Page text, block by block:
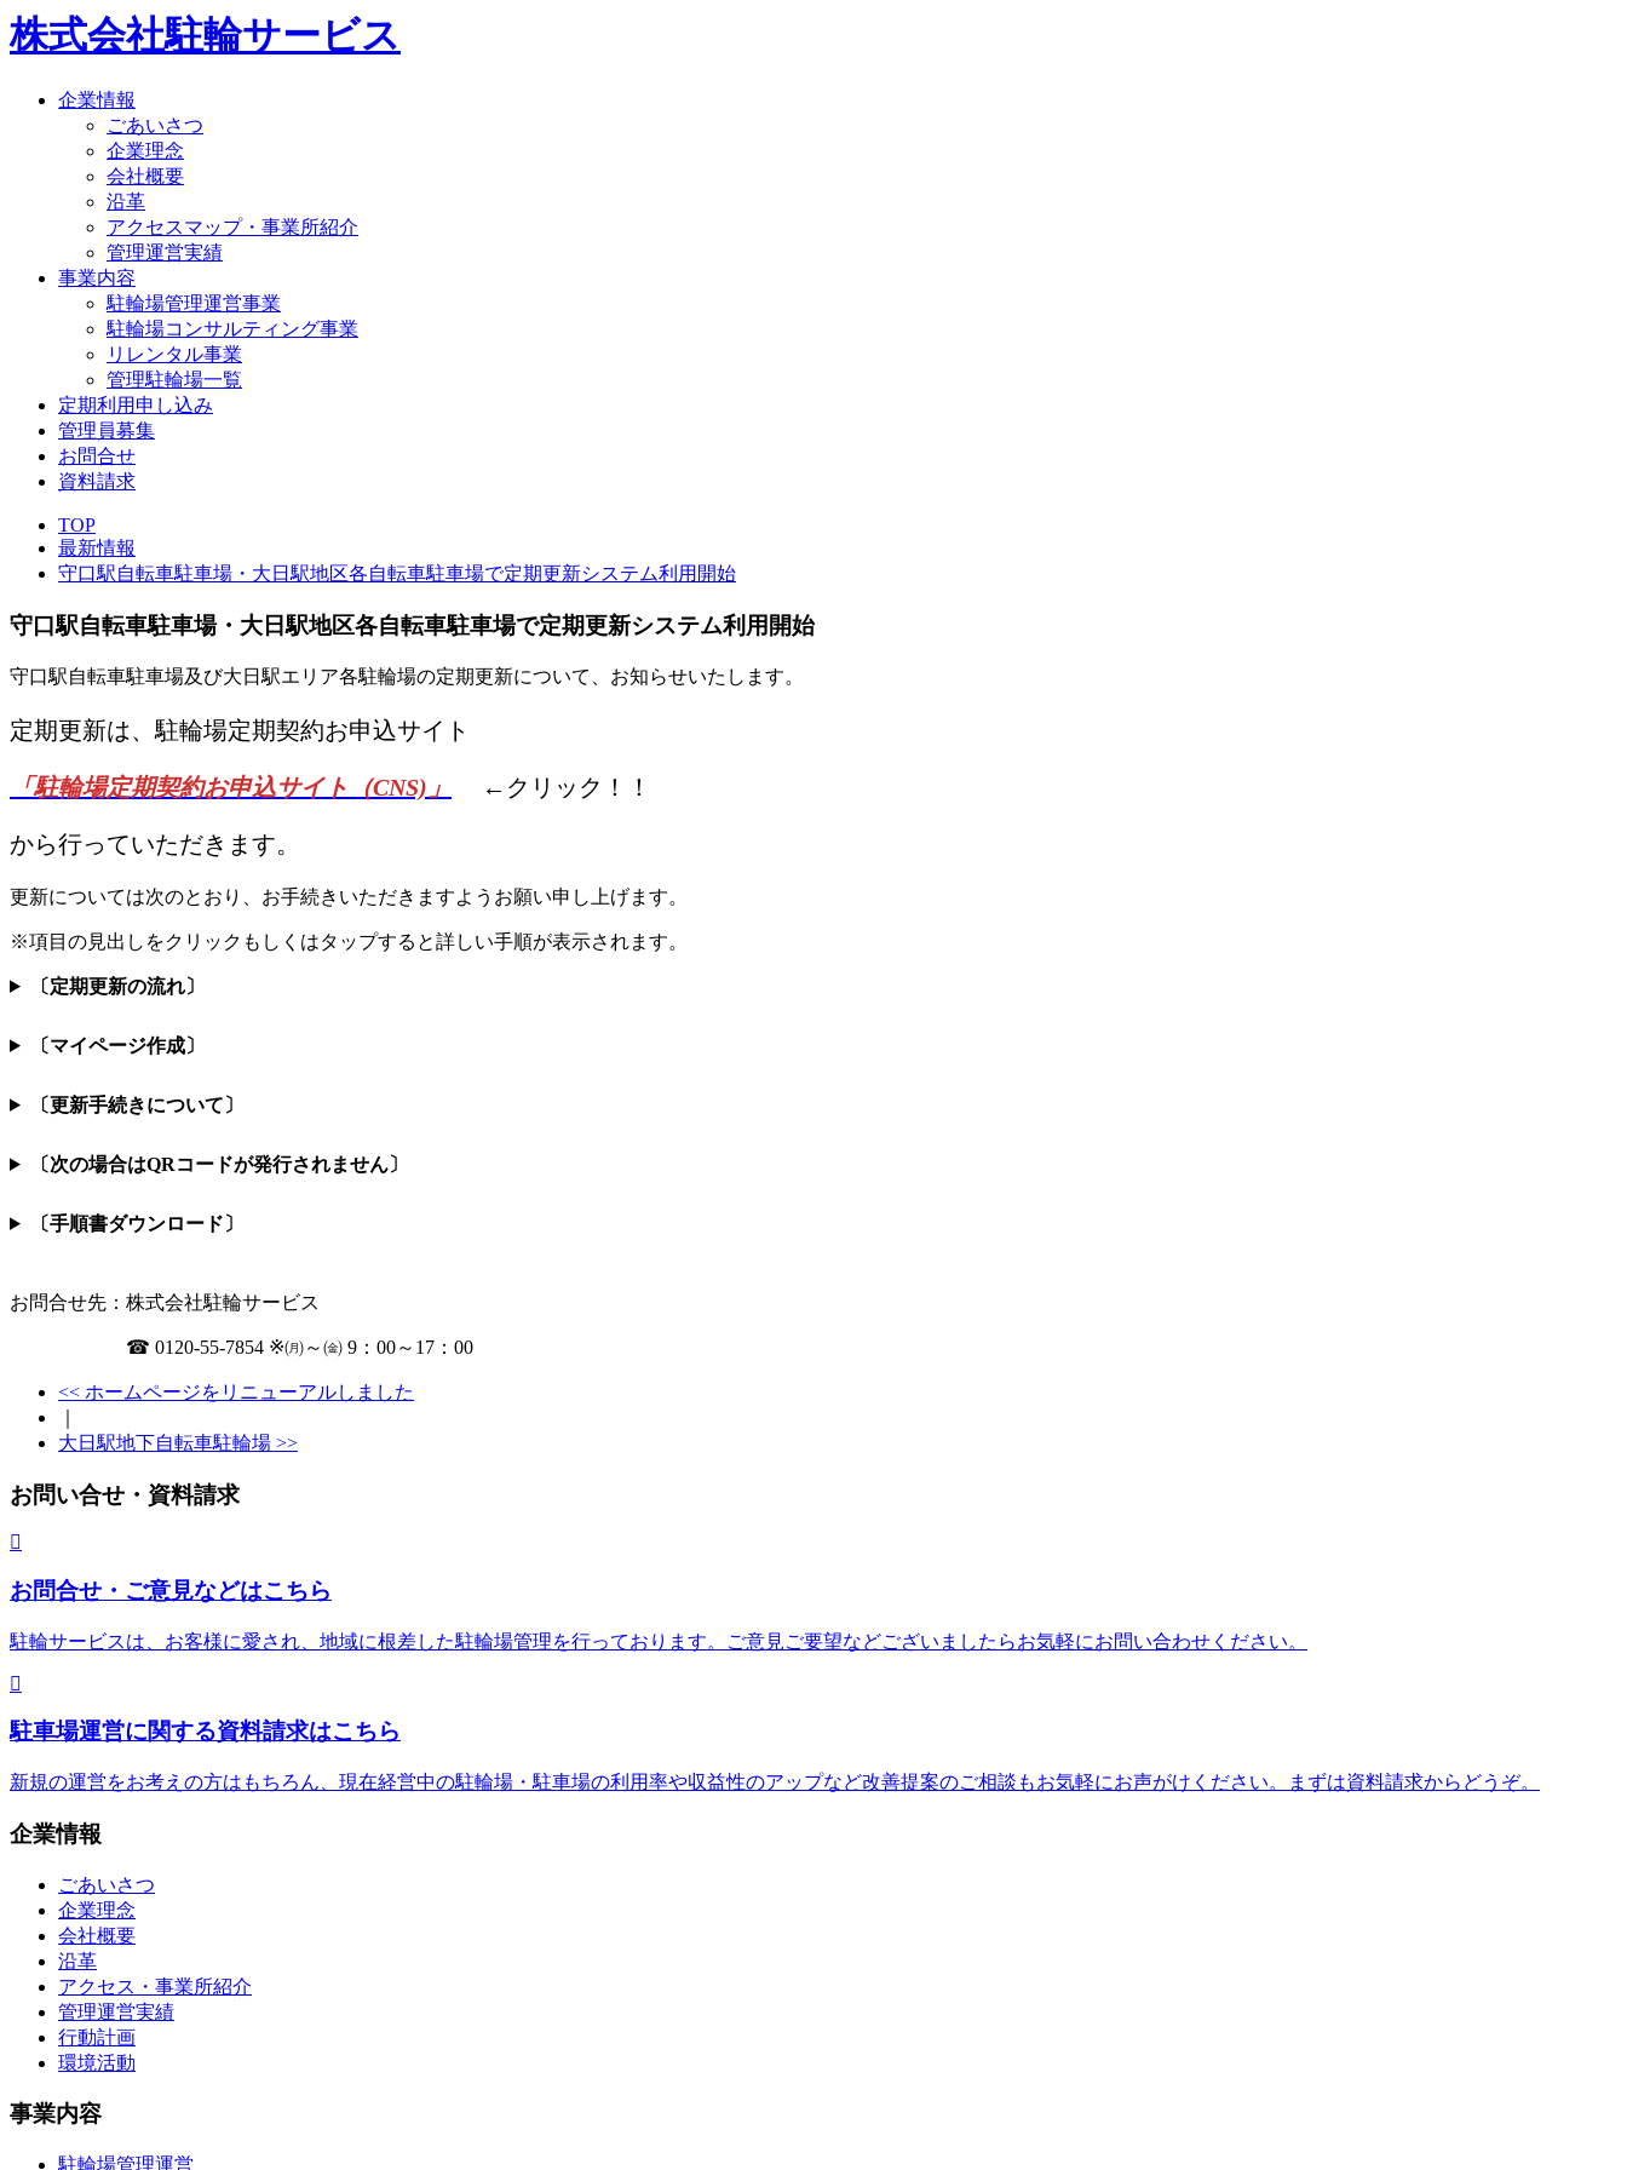
株式会社駐輪サービス
企業情報
ごあいさつ
企業理念
会社概要
沿革
アクセスマップ・事業所紹介
管理運営実績
事業内容
駐輪場管理運営事業
駐輪場コンサルティング事業
リレンタル事業
管理駐輪場一覧
定期利用申し込み
管理員募集
お問合せ
資料請求
TOP
最新情報
守口駅自転車駐車場・大日駅地区各自転車駐車場で定期更新システム利用開始
守口駅自転車駐車場・大日駅地区各自転車駐車場で定期更新システム利用開始
守口駅自転車駐車場及び大日駅エリア各駐輪場の定期更新について、お知らせいたします。
定期更新は、駐輪場定期契約お申込サイト
「駐輪場定期契約お申込サイト（CNS)」 ←クリック！！
から行っていただきます。
更新については次のとおり、お手続きいただきますようお願い申し上げます。
※項目の見出しをクリックもしくはタップすると詳しい手順が表示されます。
〔定期更新の流れ〕
〔マイページ作成〕
〔更新手続きについて〕
〔次の場合はQRコードが発行されません〕
〔手順書ダウンロード〕
お問合せ先：株式会社駐輪サービス
☎ 0120-55-7854 ※㈪～㈮ 9：00～17：00
<< ホームページをリニューアルしました
大日駅地下自転車駐輪場 >>
お問い合せ・資料請求
お問合せ・ご意見などはこちら
駐輪サービスは、お客様に愛され、地域に根差した駐輪場管理を行っております。ご意見ご要望などございましたらお気軽にお問い合わせください。
駐車場運営に関する資料請求はこちら
新規の運営をお考えの方はもちろん、現在経営中の駐輪場・駐車場の利用率や収益性のアップなど改善提案のご相談もお気軽にお声がけください。まずは資料請求からどうぞ。
企業情報
ごあいさつ
企業理念
会社概要
沿革
アクセス・事業所紹介
管理運営実績
行動計画
環境活動
事業内容
駐輪場管理運営